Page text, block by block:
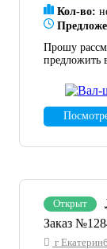
Кол-во:
Прошу
предложить
Открыт
Заказ
г